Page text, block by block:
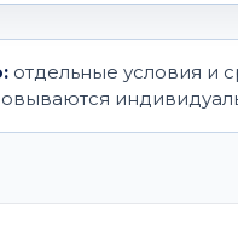
отдельные условия и